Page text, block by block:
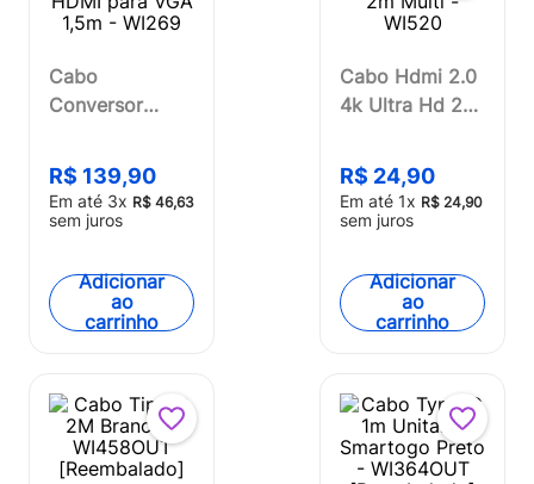
Cabo
Conversor
1,5m - WI269
R$ 139,90
Em até 3x R$ 46,63
sem juros
Adicionar
ao
carrinho
Cabo Hdmi 2.0
4k Ultra Hd 2m
R$ 24,90
Em até 1x R$ 24,90
sem juros
Adicionar
ao
carrinho